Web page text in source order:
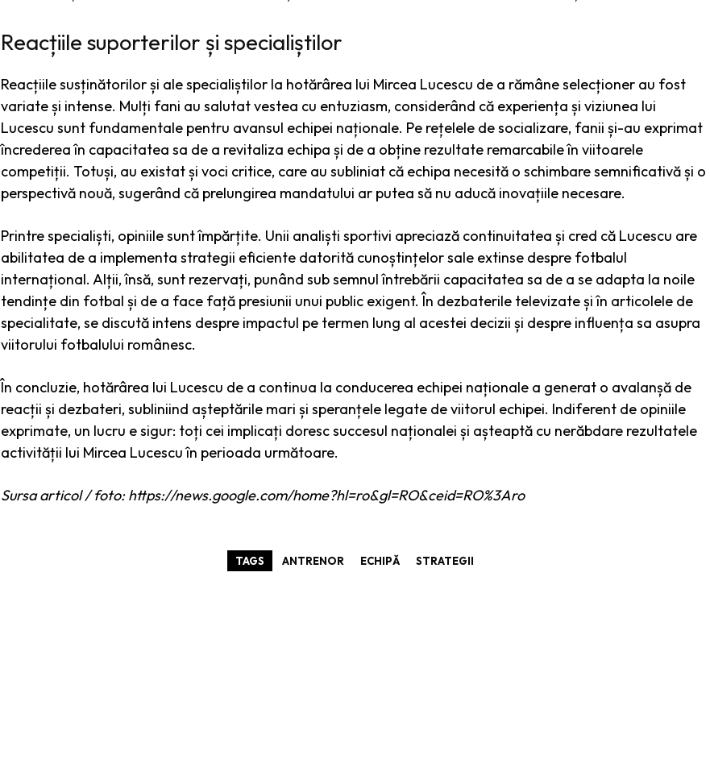
Reacțiile suporterilor și specialiștilor
Reacțiile susținătorilor și ale specialiștilor la hotărârea lui Mircea Lucescu de a rămâne selecționer au fost
variate și intense. Mulți fani au salutat vestea cu entuziasm, considerând că experiența și viziunea lui
Lucescu sunt fundamentale pentru avansul echipei naționale. Pe rețelele de socializare, fanii și-au exprimat
încrederea în capacitatea sa de a revitaliza echipa și de a obține rezultate remarcabile în viitoarele
competiții. Totuși, au existat și voci critice, care au subliniat că echipa necesită o schimbare semnificativă și o
perspectivă nouă, sugerând că prelungirea mandatului ar putea să nu aducă inovațiile necesare.
Printre specialiști, opiniile sunt împărțite. Unii analiști sportivi apreciază continuitatea și cred că Lucescu are
abilitatea de a implementa strategii eficiente datorită cunoștințelor sale extinse despre fotbalul
internațional. Alții, însă, sunt rezervați, punând sub semnul întrebării capacitatea sa de a se adapta la noile
tendințe din fotbal și de a face față presiunii unui public exigent. În dezbaterile televizate și în articolele de
specialitate, se discută intens despre impactul pe termen lung al acestei decizii și despre influența sa asupra
viitorului fotbalului românesc.
În concluzie, hotărârea lui Lucescu de a continua la conducerea echipei naționale a generat o avalanșă de
reacții și dezbateri, subliniind așteptările mari și speranțele legate de viitorul echipei. Indiferent de opiniile
exprimate, un lucru e sigur: toți cei implicați doresc succesul naționalei și așteaptă cu nerăbdare rezultatele
activității lui Mircea Lucescu în perioada următoare.
Sursa articol / foto: https://news.google.com/home?hl=ro&gl=RO&ceid=RO%3Aro
TAGS ANTRENOR ECHIPĂ STRATEGII